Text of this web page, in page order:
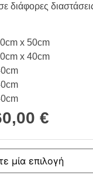
διάφορες
x 50cm
x 40cm
€